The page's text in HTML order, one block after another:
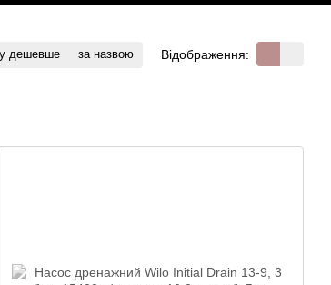
дешевше за назвою Відображення: